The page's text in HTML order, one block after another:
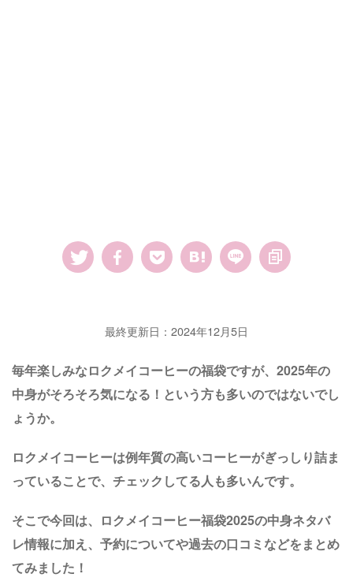
最終更新日：2024年12月5日
毎年楽しみなロクメイコーヒーの福袋ですが、2025年の
中身がそろそろ気になる！という方も多いのではないでし
ょうか。
ロクメイコーヒーは例年質の高いコーヒーがぎっしり詰ま
っていることで、チェックしてる人も多いんです。
そこで今回は、ロクメイコーヒー福袋2025の中身ネタバ
レ情報に加え、予約についてや過去の口コミなどをまとめ
てみました！